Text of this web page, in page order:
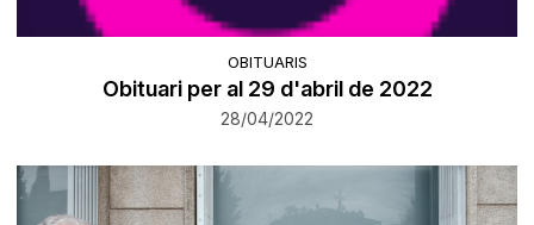
OBITUARIS
Obituari per al 29 d'abril de 2022
28/04/2022